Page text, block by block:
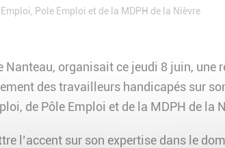
Pole Emploi et de la MDPH de la Nièvre
Nanteau, organisait ce jeudi 8 juin, une
des travailleurs handicapés sur
de Pôle Emploi et de la MDPH de la
l’accent sur son expertise dans le